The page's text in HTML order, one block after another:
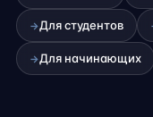
→Для студентов
→Для начинающих